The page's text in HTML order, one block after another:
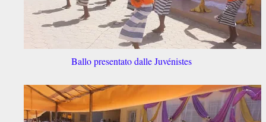
Ballo presentato dalle Juvénistes